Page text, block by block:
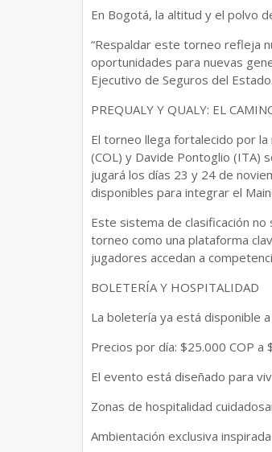
En Bogotá, la altitud y el polvo
“Respaldar este torneo refleja
oportunidades para nuevas
Ejecutivo de Seguros del Estado.
PREQUALY Y QUALY: EL
El torneo llega fortalecido por
(COL) y Davide Pontoglio (ITA)
jugará los días 23 y 24 de
disponibles para integrar el
Este sistema de clasificación no
torneo como una plataforma
jugadores accedan a
BOLETERÍA Y HOSPITALIDAD
La boletería ya está disponible
Precios por día: $25.000 COP a
El evento está diseñado para
Zonas de hospitalidad
Ambientación exclusiva